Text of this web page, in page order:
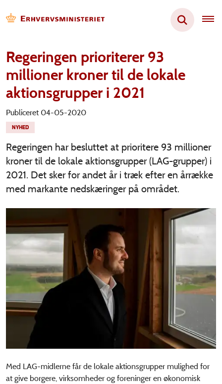
Regeringen prioriterer 93
millioner kroner til de lokale
aktionsgrupper i 2021
Publiceret 04-05-2020
NYHED
Regeringen har besluttet at prioritere 93 millioner
kroner til de lokale aktionsgrupper (LAG-grupper) i
2021. Det sker for andet år i træk efter en årrække
med markante nedskæringer på området.
Med LAG-midlerne får de lokale aktionsgrupper mulighed for
at give borgere, virksomheder og foreninger en økonomisk